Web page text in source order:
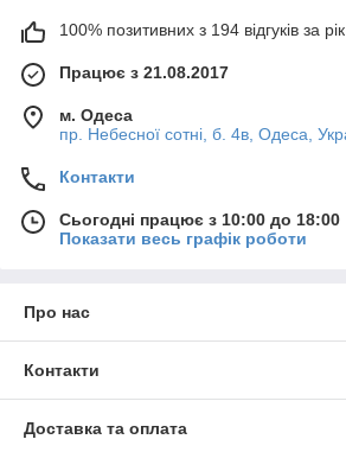
100% позитивних з 194 відгуків за рік
Працює з 21.08.2017
м. Одеса
пр. Небесної сотні, б. 4в, Одеса,
Контакти
Сьогодні працює з 10:00 до 18:00
Показати весь графік роботи
Про нас
Контакти
Доставка та оплата